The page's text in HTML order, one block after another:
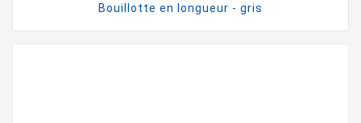
Bouillotte en longueur - gris